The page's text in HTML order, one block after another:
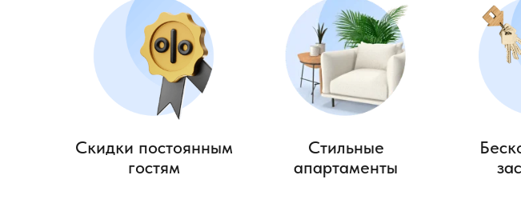
Скидки постоянным
гостям
Стильные
апартаменты